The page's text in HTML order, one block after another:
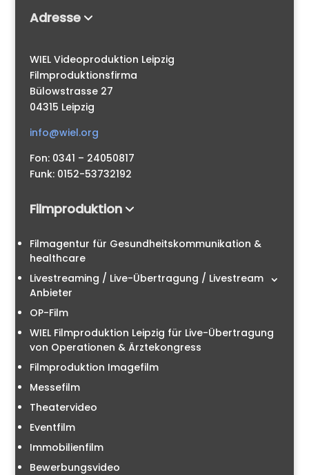
Adresse
WIEL Videoproduktion Leipzig
Filmproduktionsfirma
Bülowstrasse 27
04315 Leipzig
info@wiel.org
Fon: 0341 – 24050817
Funk: 0152-53732192
Filmproduktion
Filmagentur für Gesundheitskommunikation &
healthcare
Livestreaming / Live-Übertragung / Livestream
Anbieter
OP-Film
WIEL Filmproduktion Leipzig für Live-Übertragung
von Operationen & Ärztekongress
Filmproduktion Imagefilm
Messefilm
Theatervideo
Eventfilm
Immobilienfilm
Bewerbungsvideo